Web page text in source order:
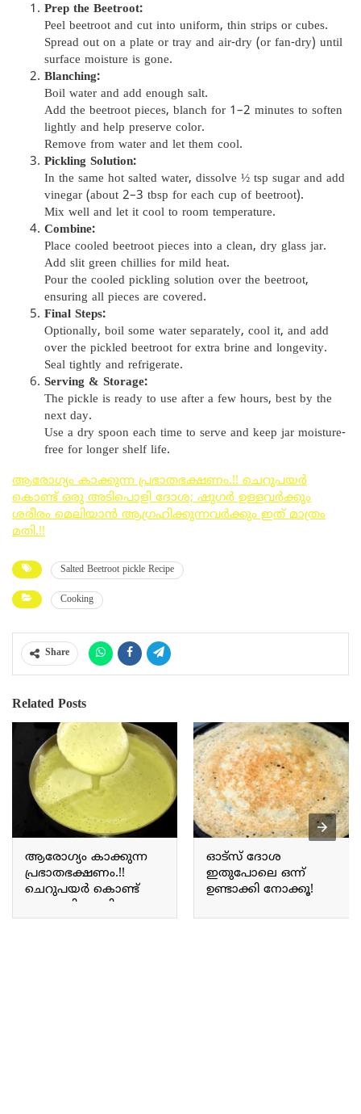
Prep the Beetroot:
Peel beetroot and cut into uniform, thin strips or cubes.
Spread out on a plate or tray and air-dry (or fan-dry) until
surface moisture is gone.
Blanching:
Boil water and add enough salt.
Add the beetroot pieces, blanch for 1–2 minutes to soften
lightly and help preserve color.
Remove from water and let them cool.
Pickling Solution:
In the same hot salted water, dissolve ½ tsp sugar and add
vinegar (about 2–3 tbsp for each cup of beetroot).
Mix well and let it cool to room temperature.
Combine:
Place cooled beetroot pieces into a clean, dry glass jar.
Add slit green chillies for mild heat.
Pour the cooled pickling solution over the beetroot,
ensuring all pieces are covered.
Final Steps:
Optionally, boil some water separately, cool it, and add
over the pickled beetroot for extra brine and longevity.
Seal tightly and refrigerate.
Serving & Storage:
The pickle is ready to use after a few hours, best by the
next day.
Use a dry spoon each time to serve and keep jar moisture-
free for longer shelf life.
ആരോഗ്യം കാക്കുന്ന പ്രഭാതഭക്ഷണം.!! ചെറുപയർ
കൊണ്ട് ഒരു അടിപൊളി ദോശ; ഷുഗർ ഉള്ളവർക്കും
ശരീരം മെലിയാൻ ആഗ്രഹിക്കുന്നവർക്കും ഇത് മാത്രം
മതി.!!
Salted Beetroot pickle Recipe
Cooking
Share
Related Posts
ആരോഗ്യം കാക്കുന്ന
പ്രഭാതഭക്ഷണം.!!
ചെറുപയർ കൊണ്ട്
ഒരു അടിപൊളി ദോശ;
ഷുഗർ ഉള്ളവർക്കും
ഓട്സ് ദോശ
ഇതുപോലെ ഒന്ന്
ഉണ്ടാക്കി നോക്കൂ!
ഇഷ്ടമല്ലാത്തവരും